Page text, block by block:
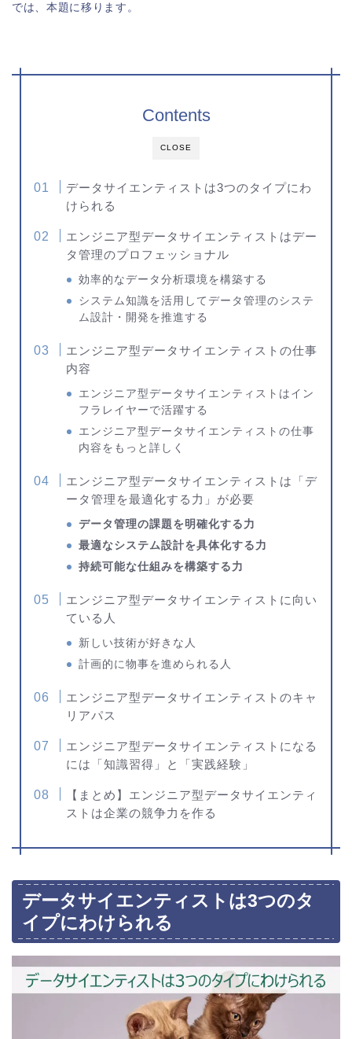
では、本題に移ります。
CLOSE
Contents
データサイエンティストは3つのタイプにわ
けられる
エンジニア型データサイエンティストはデー
タ管理のプロフェッショナル
効率的なデータ分析環境を構築する
システム知識を活用してデータ管理のシステ
ム設計・開発を推進する
エンジニア型データサイエンティストの仕事
内容
エンジニア型データサイエンティストはイン
フラレイヤーで活躍する
エンジニア型データサイエンティストの仕事
内容をもっと詳しく
エンジニア型データサイエンティストは「デ
ータ管理を最適化する力」が必要
データ管理の課題を明確化する力
最適なシステム設計を具体化する力
持続可能な仕組みを構築する力
エンジニア型データサイエンティストに向い
ている人
新しい技術が好きな人
計画的に物事を進められる人
エンジニア型データサイエンティストのキャ
リアパス
エンジニア型データサイエンティストになる
には「知識習得」と「実践経験」
【まとめ】エンジニア型データサイエンティ
ストは企業の競争力を作る
データサイエンティストは3つのタ
イプにわけられる